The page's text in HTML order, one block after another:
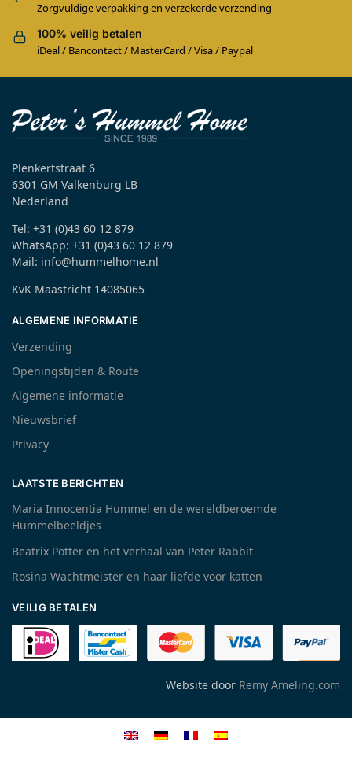
Zorgvuldige verpakking en verzekerde verzending
100% veilig betalen
iDeal / Bancontact / MasterCard / Visa / Paypal
Plenkertstraat 6
6301 GM Valkenburg LB
Nederland
Tel: +31 (0)43 60 12 879
WhatsApp: +31 (0)43 60 12 879
Mail: info@hummelhome.nl
KvK Maastricht 14085065
ALGEMENE INFORMATIE
Verzending
Openingstijden & Route
Algemene informatie
Nieuwsbrief
Privacy
LAATSTE BERICHTEN
Maria Innocentia Hummel en de wereldberoemde
Hummelbeeldjes
Beatrix Potter en het verhaal van Peter Rabbit
Rosina Wachtmeister en haar liefde voor katten
VEILIG BETALEN
Website door Remy Ameling.com